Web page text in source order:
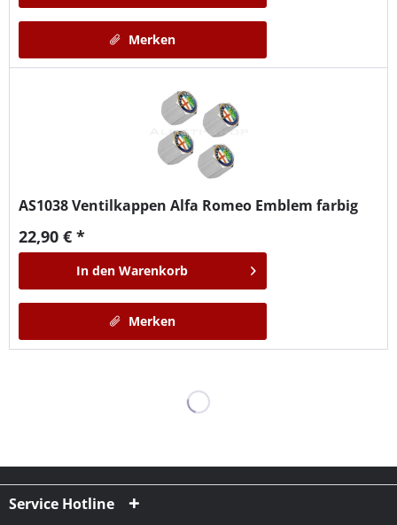
Merken
AS1038Ventilkappen Alfa Romeo Emblem farbig
22,90 € *
In den Warenkorb
Merken
Service Hotline